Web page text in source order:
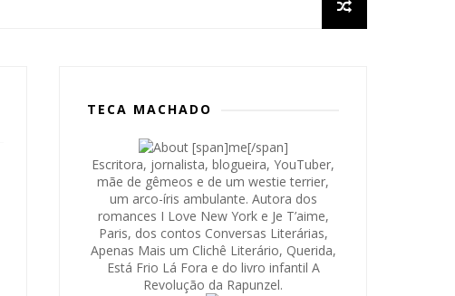
TECA MACHADO
Escritora, jornalista, blogueira, YouTuber,
mãe de gêmeos e de um westie terrier,
um arco-íris ambulante. Autora dos
romances I Love New York e Je T’aime,
Paris, dos contos Conversas Literárias,
Apenas Mais um Clichê Literário, Querida,
Está Frio Lá Fora e do livro infantil A
Revolução da Rapunzel.